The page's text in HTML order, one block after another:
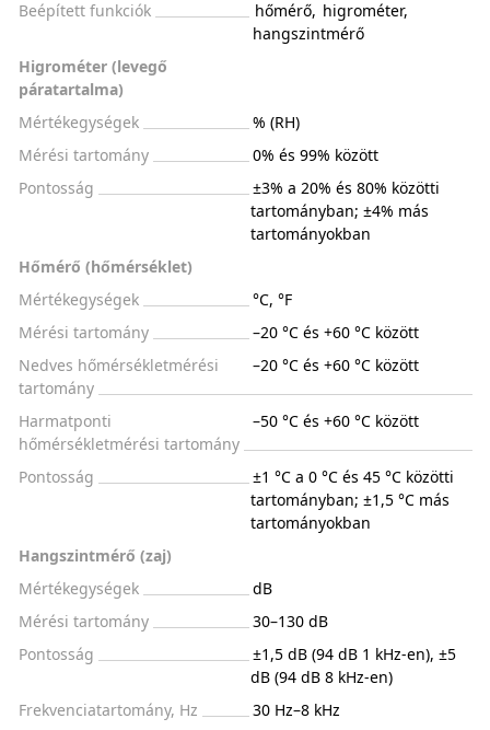
Beépített funkciók hőmérő, higrométer,
hangszintmérő
Higrométer (levegő
páratartalma)
Mértékegységek
% (RH)
Mérési tartomány
0% és 99% között
Pontosság
±3% a 20% és 80% közötti
tartományban; ±4% más
tartományokban
Hőmérő (hőmérséklet)
Mértékegységek
°C, °F
Mérési tartomány
–20 °C és +60 °C között
Nedves hőmérsékletmérési
tartomány
–20 °C és +60 °C között
Harmatponti
hőmérsékletmérési tartomány
–50 °C és +60 °C között
Pontosság
±1 °C a 0 °C és 45 °C közötti
tartományban; ±1,5 °C más
tartományokban
Hangszintmérő (zaj)
Mértékegységek
dB
Mérési tartomány
30–130 dB
Pontosság
±1,5 dB (94 dB 1 kHz-en), ±5
dB (94 dB 8 kHz-en)
Frekvenciatartomány, Hz
30 Hz–8 kHz